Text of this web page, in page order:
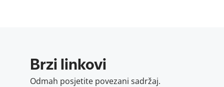
Brzi linkovi
Odmah posjetite povezani sadržaj.